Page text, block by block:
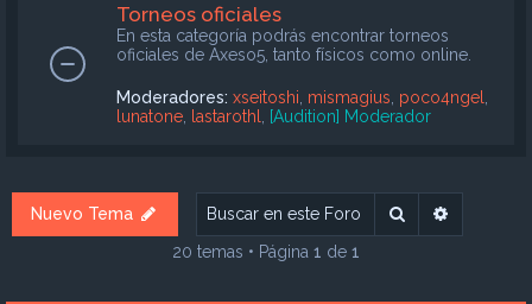
Torneos oficiales
En esta categoría podrás encontrar torneos
oficiales de Axeso5, tanto físicos como online.
Moderadores: xseitoshi mismagius poco4ngel
lunatone lastarothl [Audition] Moderador
Nuevo Tema Buscar
20 temas • Página 1 de 1